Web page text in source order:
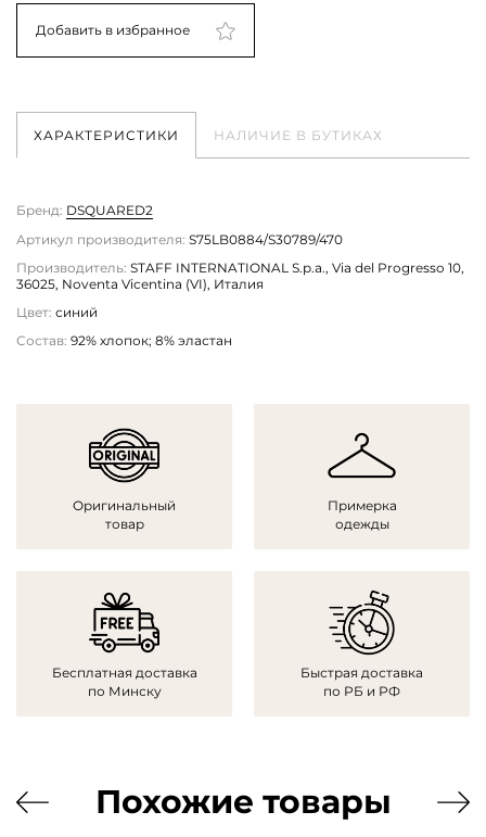
Добавить в избранное
ХАРАКТЕРИСТИКИ НАЛИЧИЕ В БУТИКАХ
Бренд: DSQUARED2
Артикул производителя: S75LB0884/S30789/470
Производитель: STAFF INTERNATIONAL S.p.a., Via del Progresso 10,
36025, Noventa Vicentina (VI), Италия
Цвет: синий
Состав: 92% хлопок; 8% эластан
Оригинальный
товар
Примерка
одежды
Бесплатная доставка
по Минску
Быстрая доставка
по РБ и РФ
Похожие товары